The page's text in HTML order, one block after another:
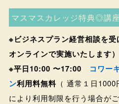
マスマスカレッジ特典◎講
※ビジネスプラン経営相談を
オンラインで実施いたします）
※平日10:00 〜17:00
コワー
ン利用料無料（ 通常１日1000
により利用制限を行う場合が